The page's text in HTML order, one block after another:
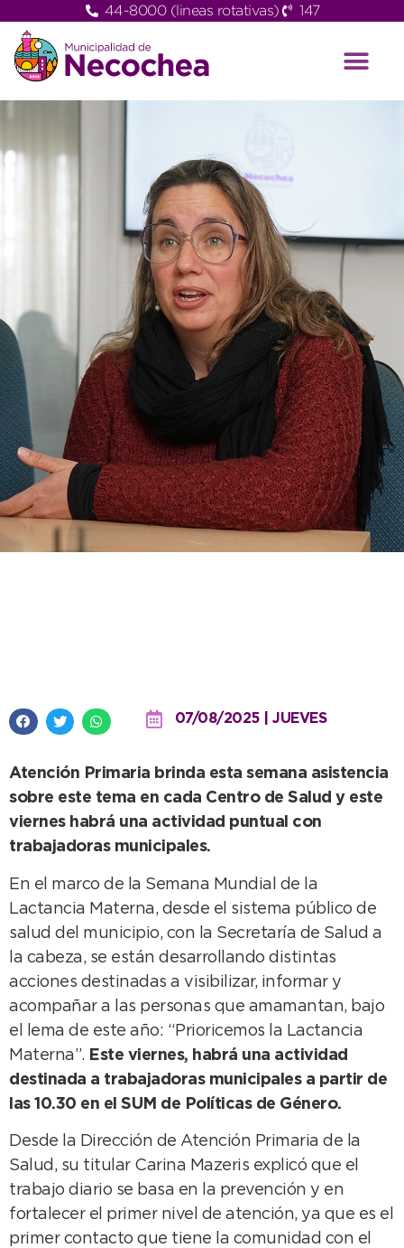
44-8000 (lineas rotativas) 147
07/08/2025 | JUEVES
Atención Primaria brinda esta semana asistencia
sobre este tema en cada Centro de Salud y este
viernes habrá una actividad puntual con
trabajadoras municipales.
En el marco de la Semana Mundial de la
Lactancia Materna, desde el sistema público de
salud del municipio, con la Secretaría de Salud a
la cabeza, se están desarrollando distintas
acciones destinadas a visibilizar, informar y
acompañar a las personas que amamantan, bajo
el lema de este año: “Prioricemos la Lactancia
Materna”. Este viernes, habrá una actividad
destinada a trabajadoras municipales a partir de
las 10.30 en el SUM de Políticas de Género.
Desde la Dirección de Atención Primaria de la
Salud, su titular Carina Mazeris explicó que el
trabajo diario se basa en la prevención y en
fortalecer el primer nivel de atención, ya que es el
primer contacto que tiene la comunidad con el